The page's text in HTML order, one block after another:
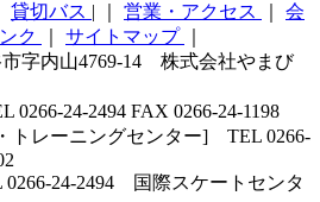
貸切バス | 営業・アクセス
会
ク サイトマップ
字内山4769-14 株式会社やまび
24-2494 FAX 0266-24-1198
トレーニングセンター] TEL 0266-